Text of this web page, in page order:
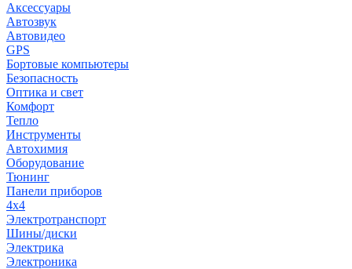
Аксессуары
Автозвук
Автовидео
GPS
Бортовые компьютеры
Безопасность
Оптика и свет
Комфорт
Тепло
Инструменты
Автохимия
Оборудование
Тюнинг
Панели приборов
4x4
Электротранспорт
Шины/диски
Электрика
Электроника